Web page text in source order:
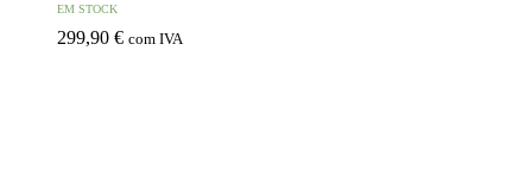
EM STOCK
299,90 € com IVA